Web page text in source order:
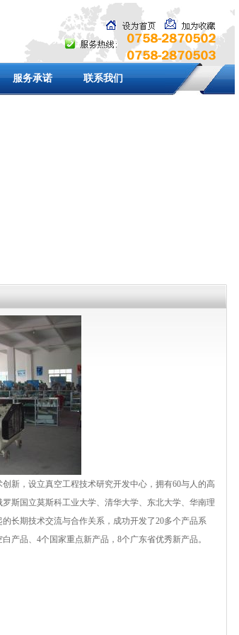
服务承诺 联系我们
创新，设立真空工程技术研究开发中心，拥有60与人的高
斯国立莫斯科工业大学、清华大学、东北大学、华南理
长期技术交流与合作关系，成功开发了20多个产品系
产品、4个国家重点新产品，8个广东省优秀新产品。